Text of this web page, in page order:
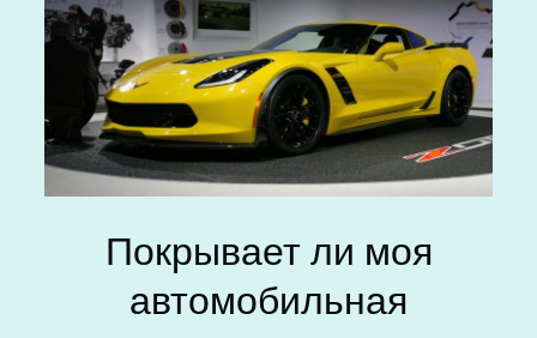
Покрывает ли моя
автомобильная